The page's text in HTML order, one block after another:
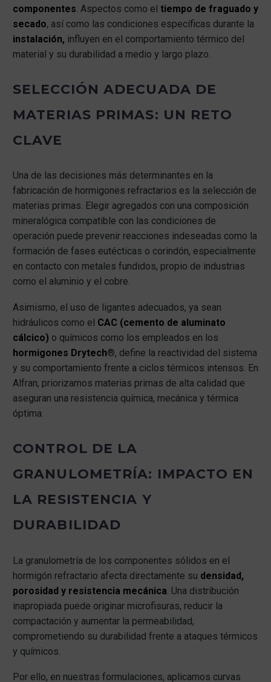
componentes . Aspectos como el tiempo de fraguado y
secado, así como las condiciones específicas durante la
instalación, influyen en el comportamiento térmico del
material y su durabilidad a medio y largo plazo.
SELECCIÓN ADECUADA DE
MATERIAS PRIMAS: UN RETO
CLAVE
Una de las decisiones más determinantes en la
fabricación de hormigones refractarios es la selección de
materias primas. Elegir agregados con una composición
mineralógica compatible con las condiciones de
operación puede prevenir reacciones indeseadas como la
formación de fases eutécticas o corindón, especialmente
en contacto con metales fundidos, propio de industrias
como el aluminio y el cobre.
Asimismo, el uso de ligantes adecuados, ya sean
hidráulicos como el CAC (cemento de aluminato
cálcico) o químicos como los empleados en los
hormigones Drytech®, define la reactividad del sistema
y su comportamiento frente a ciclos térmicos intensos. En
Alfran, priorizamos materias primas de alta calidad que
aseguran una resistencia química, mecánica y térmica
óptima.
CONTROL DE LA
GRANULOMETRÍA: IMPACTO EN
LA RESISTENCIA Y
DURABILIDAD
La granulometría de los componentes sólidos en el
hormigón refractario afecta directamente su densidad,
porosidad y resistencia mecánica . Una distribución
inapropiada puede originar microfisuras, reducir la
compactación y aumentar la permeabilidad,
comprometiendo su durabilidad frente a ataques térmicos
y químicos.
Por ello, en nuestras formulaciones, aplicamos curvas